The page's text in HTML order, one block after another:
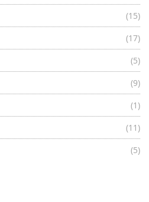
(15)
(17)
(5)
(9)
(1)
(11)
(5)